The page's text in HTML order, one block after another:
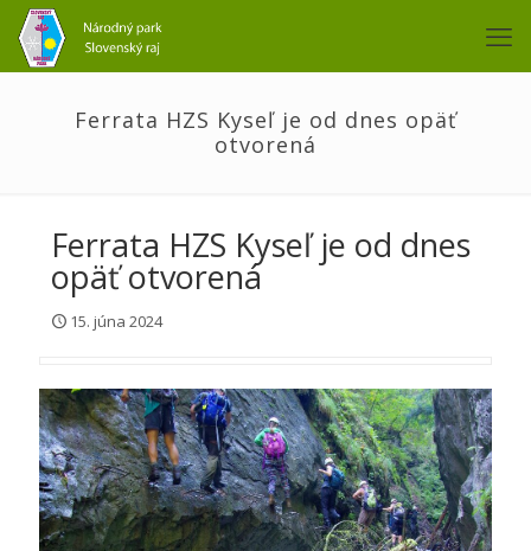
Ferrata HZS Kyseľ je od dnes opäť
otvorená
Ferrata HZS Kyseľ je od dnes
opäť otvorená
15. júna 2024